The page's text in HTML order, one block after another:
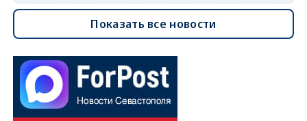
Показать все новости